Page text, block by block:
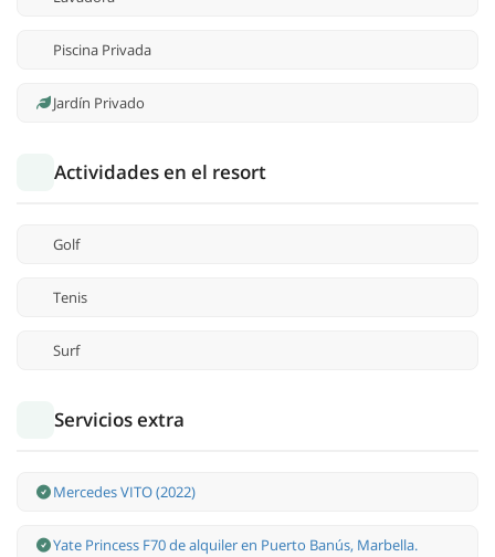
Piscina Privada
Jardín Privado
Actividades en el resort
Golf
Tenis
Surf
Servicios extra
Mercedes VITO (2022)
Yate Princess F70 de alquiler en Puerto Banús, Marbella.